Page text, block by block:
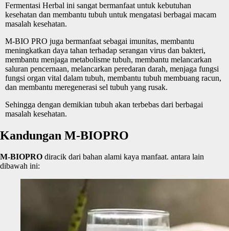
Fermentasi Herbal ini sangat bermanfaat untuk kebutuhan
kesehatan dan membantu tubuh untuk mengatasi berbagai macam
masalah kesehatan.
M-BIO PRO juga bermanfaat sebagai imunitas, membantu
meningkatkan daya tahan terhadap serangan virus dan bakteri,
membantu menjaga metabolisme tubuh, membantu melancarkan
saluran pencernaan, melancarkan peredaran darah, menjaga fungsi
fungsi organ vital dalam tubuh, membantu tubuh membuang racun,
dan membantu meregenerasi sel tubuh yang rusak.
Sehingga dengan demikian tubuh akan terbebas dari berbagai
masalah kesehatan.
Kandungan M-BIOPRO
M-BIOPRO diracik dari bahan alami kaya manfaat. antara lain
dibawah ini: